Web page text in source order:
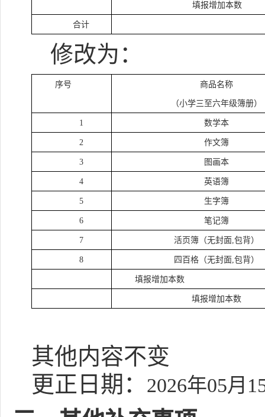
填报增加本数
合计
修改为：
序号 商品名称
（小学三至六年级簿册）
1 数学本
2 作文簿
3 图画本
4 英语簿
5 生字簿
6 笔记簿
7 活页簿（无封面,包背）
8 四百格（无封面,包背）
填报增加本数
填报增加本数
其他内容不变
更正日期：
2026年05月